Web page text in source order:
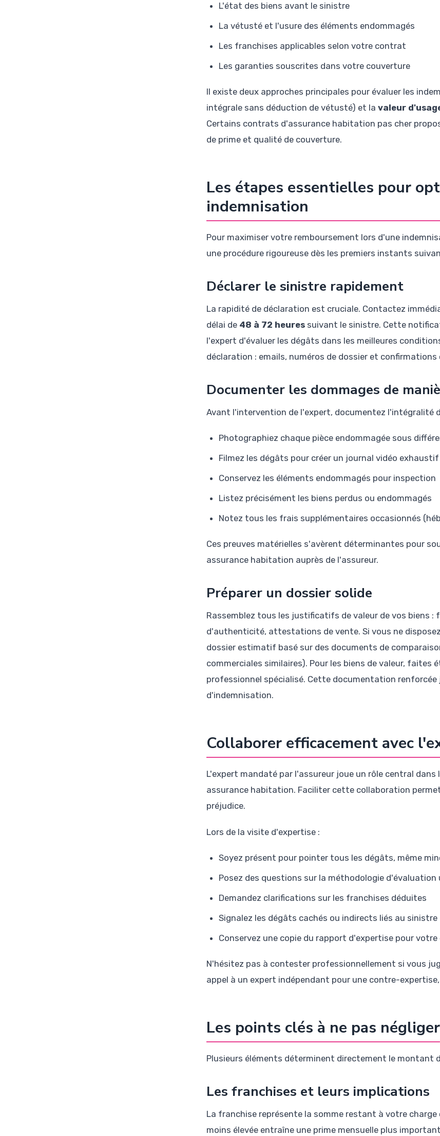
L'état des biens avant le sinistre
La vétusté et l'usure des éléments endommagés
Les franchises applicables selon votre contrat
Les garanties souscrites dans votre couverture
Il existe deux approches principales pour évaluer les
intégrale sans déduction de vétusté) et la valeur
Certains contrats d'assurance habitation pas cher
de prime et qualité de couverture.
Les étapes essentielles pour
indemnisation
Pour maximiser votre remboursement lors d'une
une procédure rigoureuse dès les premiers instants
Déclarer le sinistre rapidement
La rapidité de déclaration est cruciale. Contactez
délai de 48 à 72 heures suivant le sinistre. Cette
l'expert d'évaluer les dégâts dans les meilleures
déclaration : emails, numéros de dossier et confirmations
Documenter les dommages de
Avant l'intervention de l'expert, documentez l'intégralité
Photographiez chaque pièce endommagée sous
Filmez les dégâts pour créer un journal vidéo exhaustif
Conservez les éléments endommagés pour inspection
Listez précisément les biens perdus ou endommagés
Notez tous les frais supplémentaires occasionnés
Ces preuves matérielles s'avèrent déterminantes pour
assurance habitation auprès de l'assureur.
Préparer un dossier solide
Rassemblez tous les justificatifs de valeur de vos biens
d'authenticité, attestations de vente. Si vous ne
dossier estimatif basé sur des documents de
commerciales similaires). Pour les biens de valeur, faites
professionnel spécialisé. Cette documentation
d'indemnisation.
Collaborer efficacement avec
L'expert mandaté par l'assureur joue un rôle central
assurance habitation. Faciliter cette collaboration
préjudice.
Lors de la visite d'expertise :
Soyez présent pour pointer tous les dégâts, même
Posez des questions sur la méthodologie d'évaluation
Demandez clarifications sur les franchises déduites
Signalez les dégâts cachés ou indirects liés au sinistre
Conservez une copie du rapport d'expertise pour votre
N'hésitez pas à contester professionnellement si vous
appel à un expert indépendant pour une contre-
Les points clés à ne pas négliger
Plusieurs éléments déterminent directement le montant
Les franchises et leurs implications
La franchise représente la somme restant à votre
moins élevée entraîne une prime mensuelle plus